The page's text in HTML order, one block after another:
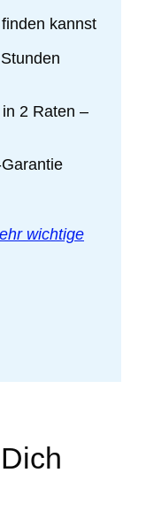
kannst
2 Raten –
wichtige